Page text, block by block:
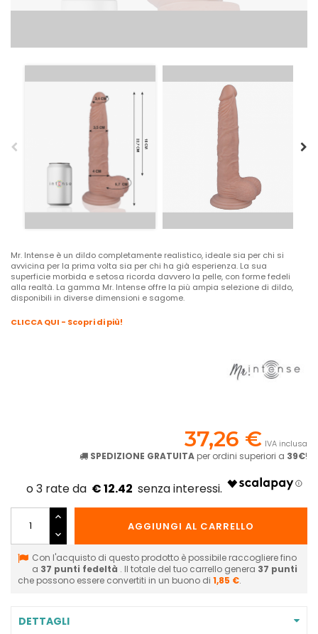
Mr. Intense è un dildo completamente realistico, ideale sia per chi si
avvicina per la prima volta sia per chi ha già esperienza. La sua
superficie morbida e setosa ricorda davvero la pelle, con forme fedeli
alla realtà. La gamma Mr. Intense offre la più ampia selezione di dildo,
disponibili in diverse dimensioni e sagome.
CLICCA QUI - Scopri di più!
37,26 € IVA inclusa
SPEDIZIONE GRATUITA per ordini superiori a 39€!
€ 12.42
AGGIUNGI AL CARRELLO
Con l'acquisto di questo prodotto è possibile raccogliere fino
a 37 punti fedeltà . Il totale del tuo carrello genera 37 punti
che possono essere convertiti in un buono di 1,85 €.
DETTAGLI